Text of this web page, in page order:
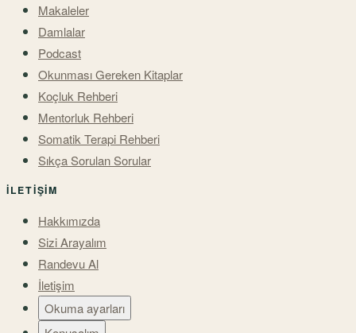
Makaleler
Damlalar
Podcast
Okunması Gereken Kitaplar
Koçluk Rehberi
Mentorluk Rehberi
Somatik Terapi Rehberi
Sıkça Sorulan Sorular
İLETIŞIM
Hakkımızda
Sizi Arayalım
Randevu Al
İletişim
Okuma ayarları